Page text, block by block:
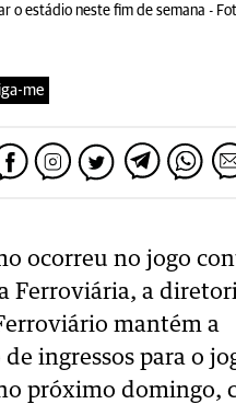
o estádio neste fim de semana -
me
ocorreu no jogo
Ferroviária, a
mantém a
ingressos para o
próximo domingo,